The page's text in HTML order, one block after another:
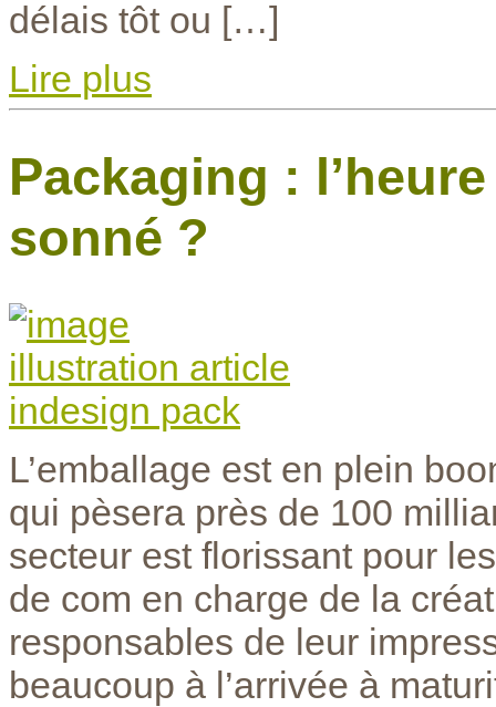
délais tôt ou […]
Lire plus
Packaging :
sonné ?
L’emballage est en plein
qui pèsera près de 100
secteur est florissant pour
de com en charge de la
responsables de leur
beaucoup à l’arrivée à